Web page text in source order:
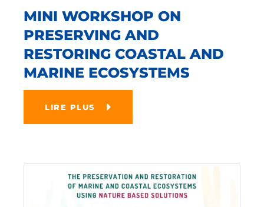
MINI WORKSHOP ON
PRESERVING AND
RESTORING COASTAL AND
MARINE ECOSYSTEMS
LIRE PLUS